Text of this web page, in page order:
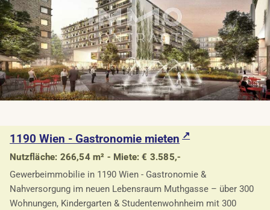
1190 Wien - Gastronomie mieten
Nutzfläche: 266,54 m² - Miete: € 3.585,-
Gewerbeimmobilie in 1190 Wien - Gastronomie &
Nahversorgung im neuen Lebensraum Muthgasse – über 300
Wohnungen, Kindergarten & Studentenwohnheim mit 300